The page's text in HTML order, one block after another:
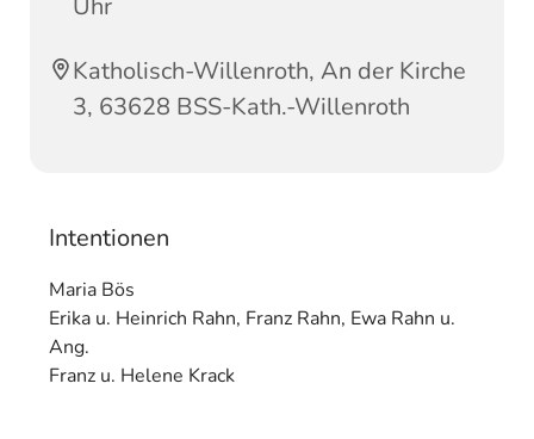
Katholisch-Willenroth, An der Kirche
3, 63628 BSS-Kath.-Willenroth
Intentionen
Maria Bös
Erika u. Heinrich Rahn, Franz Rahn, Ewa Rahn u.
Ang.
Franz u. Helene Krack